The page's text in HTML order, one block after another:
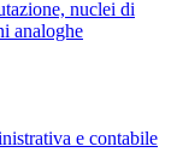
nuclei di
analoghe
e contabile